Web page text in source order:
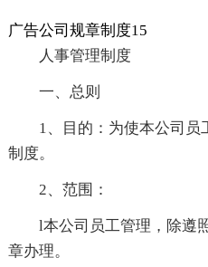
广告公司规章制度15
人事管理制度
一、总则
1、目的：为使本公司员
制度。
2、范围：
l本公司员工管理，除遵
章办理。